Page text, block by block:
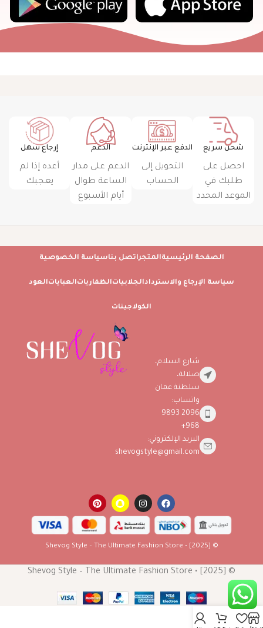
شحن سريع
احصل على
طلبك في
الموعد المحدد
الدفع عبر الإنترنت
التحويل إلى
الحساب
الدعم
الدعم على مدار
الساعة طوال
أيام الأسبوع
إرجاع سهل
أعده إذا لم
يعجبك
الصفحة الرئيسيةالمتجراتصل بناسياسة الخصوصية
سياسة الإرجاع والاستردادالجلابياتالظفارياتالعباياتالعود
الكولاجينات
شارع السلام،
صلالة،
سلطنة عمان
واتساب:
2096 9893
968+
البريد الإلكتروني:
shevogstyle@gmail.com
© [2025] • Shevog Style – The Ultimate Fashion Store
© [2025] • Shevog Style – The Ultimate Fashion Store